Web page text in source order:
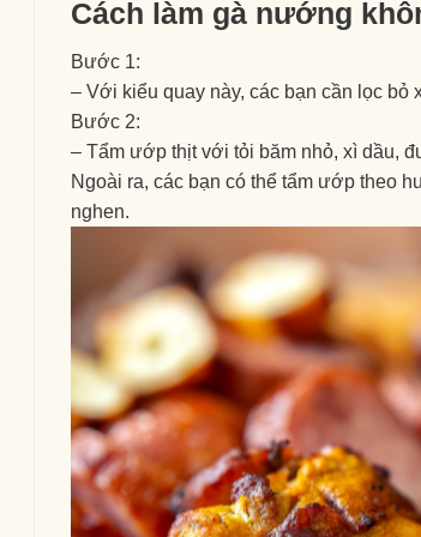
Cách làm gà nướng
Bước 1:
– Với kiểu quay này, các bạn cần lọc bỏ
Bước 2:
– Tẩm ướp thịt với tỏi băm nhỏ, xì dầu,
Ngoài ra, các bạn có thể tẩm ướp theo
nghen.